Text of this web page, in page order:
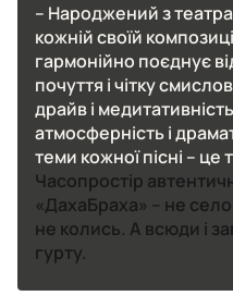
– Народжений з
кожній своїй
гармонійно поєднує
почуття і чітку
драйв і
атмосферність і
теми кожної пісні –
Часопростір
«ДахаБраха» – не село
не колись. А всюди і
гурту.